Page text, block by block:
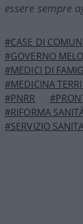
essere sempre
#CASE DI
#GOVERNO
#MEDICI DI
#MEDICINA
#PNRR
#RIFORMA
#SERVIZIO